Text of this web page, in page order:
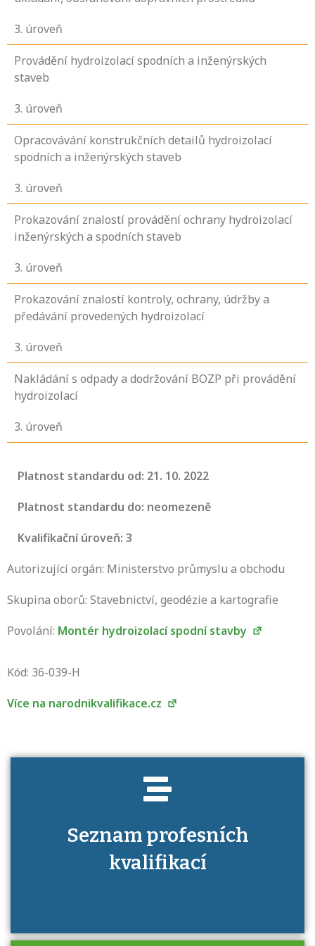
3. úroveň
Provádění hydroizolací spodních a inženýrských
staveb
3. úroveň
Opracovávání konstrukčních detailů hydroizolací
spodních a inženýrských staveb
3. úroveň
Prokazování znalostí provádění ochrany hydroizolací
inženýrských a spodních staveb
3. úroveň
Prokazování znalostí kontroly, ochrany, údržby a
předávání provedených hydroizolací
3. úroveň
Nakládání s odpady a dodržování BOZP při provádění
hydroizolací
3. úroveň
Platnost standardu od: 21. 10. 2022
Platnost standardu do: neomezeně
Kvalifikační úroveň: 3
Autorizující orgán: Ministerstvo průmyslu a obchodu
Skupina oborů: Stavebnictví, geodézie a kartografie
Povolání: Montér hydroizolací spodní stavby
Kód: 36-039-H
Více na narodnikvalifikace.cz
Seznam profesních
kvalifikací
Víte, jaké dovednosti musíte pro danou